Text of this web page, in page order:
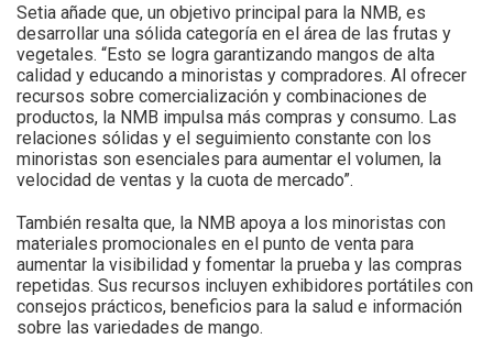
Setia añade que, un objetivo principal para la NMB, es
desarrollar una sólida categoría en el área de las frutas y
vegetales. “Esto se logra garantizando mangos de alta
calidad y educando a minoristas y compradores. Al ofrecer
recursos sobre comercialización y combinaciones de
productos, la NMB impulsa más compras y consumo. Las
relaciones sólidas y el seguimiento constante con los
minoristas son esenciales para aumentar el volumen, la
velocidad de ventas y la cuota de mercado”.
También resalta que, la NMB apoya a los minoristas con
materiales promocionales en el punto de venta para
aumentar la visibilidad y fomentar la prueba y las compras
repetidas. Sus recursos incluyen exhibidores portátiles con
consejos prácticos, beneficios para la salud e información
sobre las variedades de mango.